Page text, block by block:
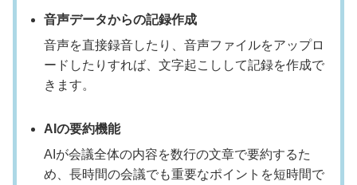
音声データからの記録作成
音声を直接録音したり、音声ファイルをアップロ
ードしたりすれば、文字起こしして記録を作成で
きます。
AIの要約機能
AIが会議全体の内容を数行の文章で要約するた
め、長時間の会議でも重要なポイントを短時間で